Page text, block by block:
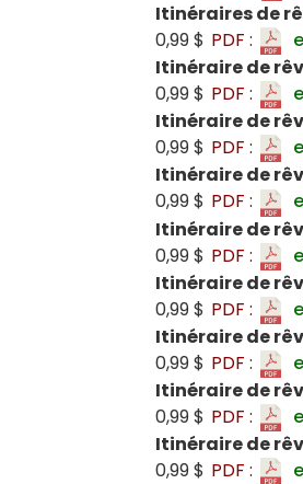
Itinéraires de
0,99 $ PDF : e
Itinéraire de
0,99 $ PDF : e
Itinéraire de
0,99 $ PDF : e
Itinéraire de
0,99 $ PDF : e
Itinéraire de
0,99 $ PDF : e
Itinéraire de
0,99 $ PDF : e
Itinéraire de
0,99 $ PDF : e
Itinéraire de
0,99 $ PDF : e
Itinéraire de
0,99 $ PDF : e